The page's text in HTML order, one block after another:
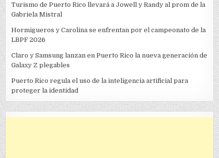
Turismo de Puerto Rico llevará a Jowell y Randy al prom de la
Gabriela Mistral
Hormigueros y Carolina se enfrentan por el campeonato de la
LBPF 2026
Claro y Samsung lanzan en Puerto Rico la nueva generación de
Galaxy Z plegables
Puerto Rico regula el uso de la inteligencia artificial para
proteger la identidad